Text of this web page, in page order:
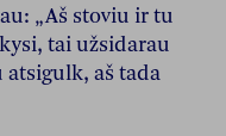
„Aš stoviu ir tu
tai užsidarau
atsigulk, aš tada